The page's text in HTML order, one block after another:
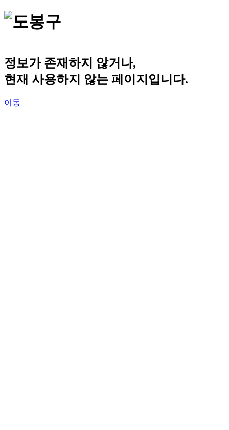
정보가 존재하지 않거나,
현재 사용하지 않는 페이지입니다.
이동